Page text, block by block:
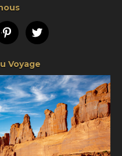
PinterestTwitter
Voyage